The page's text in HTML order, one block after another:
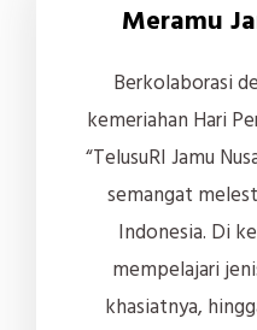
Meramu
Berkolaborasi
kemeriahan Hari
“TelusuRI Jamu
semangat
Indonesia. Di
mempelajari
khasiatnya,